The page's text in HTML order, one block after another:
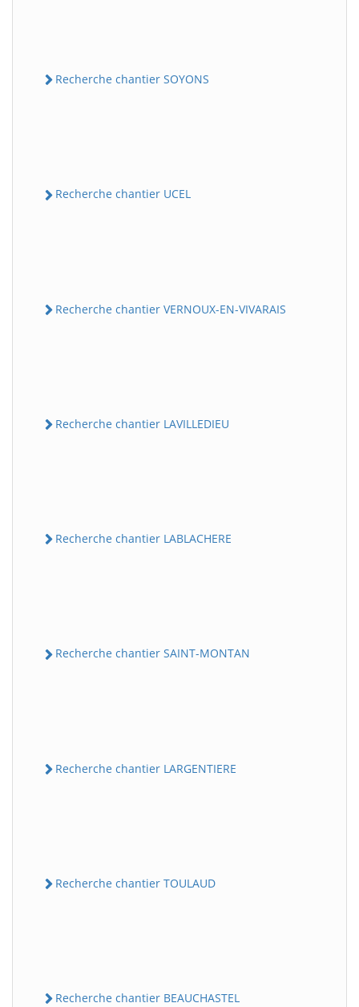
Recherche chantier SOYONS
Recherche chantier UCEL
Recherche chantier VERNOUX-EN-VIVARAIS
Recherche chantier LAVILLEDIEU
Recherche chantier LABLACHERE
Recherche chantier SAINT-MONTAN
Recherche chantier LARGENTIERE
Recherche chantier TOULAUD
Recherche chantier BEAUCHASTEL